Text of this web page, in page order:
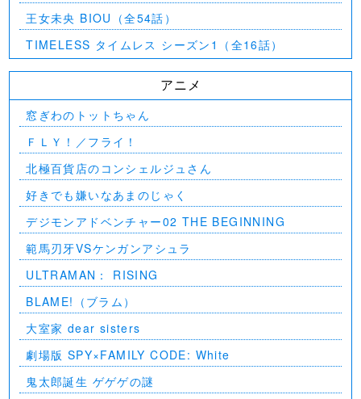
王女未央 BIOU（全54話）
TIMELESS タイムレス シーズン1（全16話）
アニメ
窓ぎわのトットちゃん
ＦＬＹ！／フライ！
北極百貨店のコンシェルジュさん
好きでも嫌いなあまのじゃく
デジモンアドベンチャー02 THE BEGINNING
範馬刃牙VSケンガンアシュラ
ULTRAMAN： RISING
BLAME!（ブラム）
大室家 dear sisters
劇場版 SPY×FAMILY CODE: White
⻤太郎誕生 ゲゲゲの謎